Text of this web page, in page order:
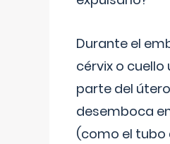
Durante el
cérvix o cuello
parte del
desemboca
(como el tubo